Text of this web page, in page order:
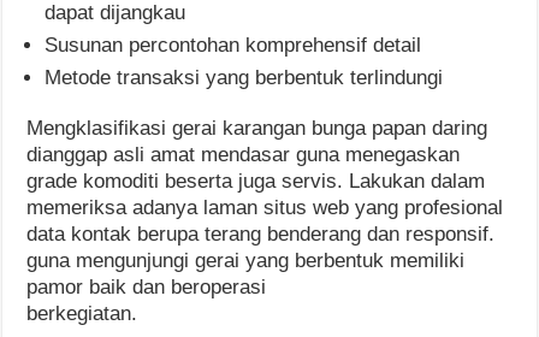
dapat dijangkau
Susunan percontohan komprehensif detail
Metode transaksi yang berbentuk terlindungi
Mengklasifikasi gerai karangan bunga papan daring
dianggap asli amat mendasar guna menegaskan
grade komoditi beserta juga servis. Lakukan dalam
memeriksa adanya laman situs web yang profesional
data kontak berupa terang benderang dan responsif.
guna mengunjungi gerai yang berbentuk memiliki
pamor baik dan beroperasi
berkegiatan.